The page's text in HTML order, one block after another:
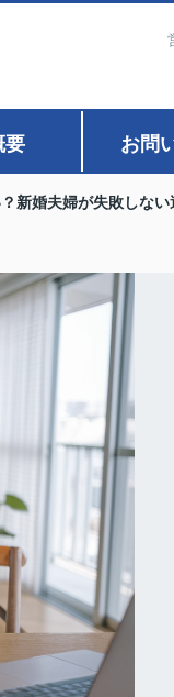
要 お問
新婚夫婦が失敗しな